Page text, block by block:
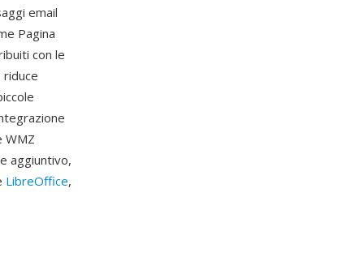
email
Pagina
con le
riduce
WMZ
aggiuntivo,
LibreOffice,